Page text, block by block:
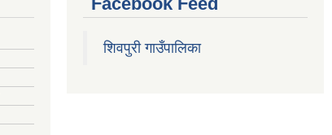
शिवपुरी गाउँपालिका